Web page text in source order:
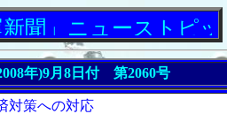
ューストピックス
年)9月8日付 第2060号
対策への対応